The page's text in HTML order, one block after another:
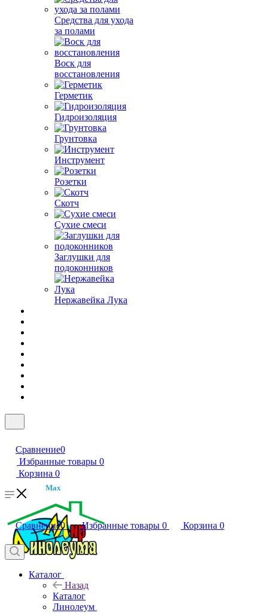
Средства для ухода
за полами
Воск для
восстановления
Герметик
Гидроизоляция
Грунтовка
Инструмент
Розетки
Скотч
Сухие смеси
Заглушки для
подоконников
Нержавейка Лука
Сравнение0
Избранные товары 0
Корзина 0
Max
Сравнение0 Избранные товары 0 Корзина 0
Каталог
Назад
Каталог
Линолеум